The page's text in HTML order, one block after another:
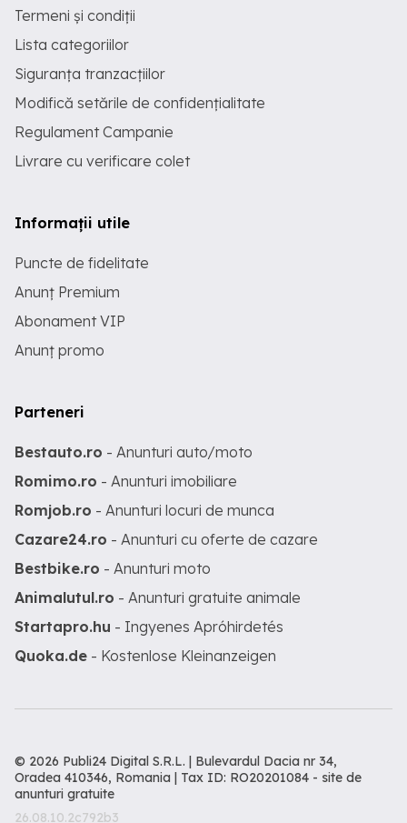
Termeni și condiții
Lista categoriilor
Siguranța tranzacțiilor
Modifică setările de confidențialitate
Regulament Campanie
Livrare cu verificare colet
Informații utile
Puncte de fidelitate
Anunț Premium
Abonament VIP
Anunț promo
Parteneri
Bestauto.ro - Anunturi auto/moto
Romimo.ro - Anunturi imobiliare
Romjob.ro - Anunturi locuri de munca
Cazare24.ro - Anunturi cu oferte de cazare
Bestbike.ro - Anunturi moto
Animalutul.ro - Anunturi gratuite animale
Startapro.hu - Ingyenes Apróhirdetés
Quoka.de - Kostenlose Kleinanzeigen
© 2026 Publi24 Digital S.R.L. | Bulevardul Dacia nr 34,
Oradea 410346, Romania | Tax ID: RO20201084 - site de
anunturi gratuite
26.08.10.2c792b3